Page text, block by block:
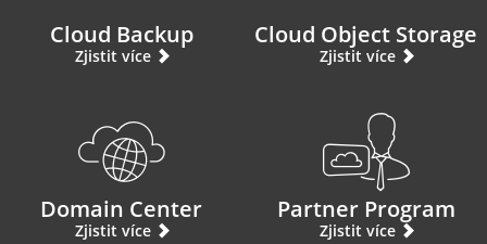
Cloud Backup
Zjistit více
Cloud Object Storage
Zjistit více
Domain Center
Zjistit více
Partner Program
Zjistit více